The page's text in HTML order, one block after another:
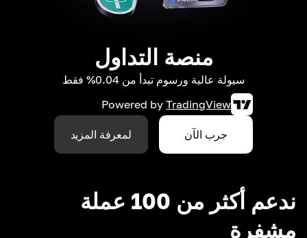
منصة التداول
سيولة عالية ورسوم تبدأ من 0.04% فقط
Powered by TradingView
جرب الآن لمعرفة المزيد
ندعم أكثر من 100 عملة
مشفرة